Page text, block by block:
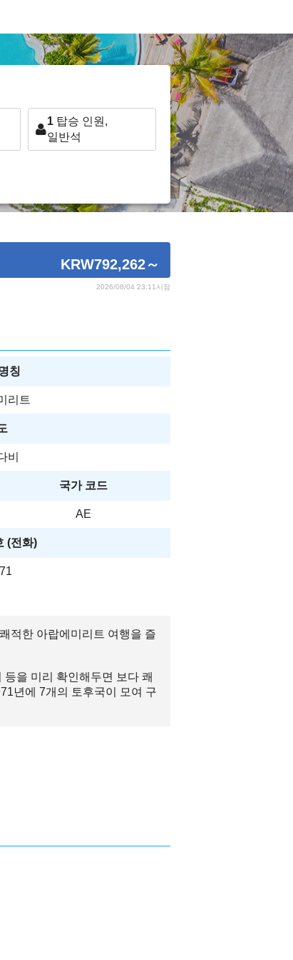
1 탑승 인원,
일반석
KRW792,262～
2026/08/04 23:11시점
칭
리트
비
국가 코드
AE
(전화)
적한 아랍에미리트 여행을 즐
을 미리 확인해두면 보다 쾌
년에 7개의 토후국이 모여 구